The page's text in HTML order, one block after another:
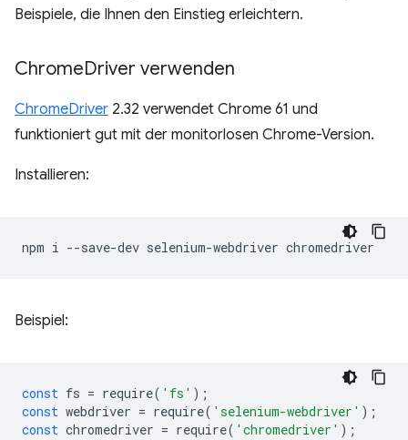
Beispiele, die Ihnen den Einstieg erleichtern.
ChromeDriver verwenden
ChromeDriver 2.32 verwendet Chrome 61 und
funktioniert gut mit der monitorlosen Chrome-Version.
Installieren:
npm i --save-dev selenium-webdriver
Beispiel:
const fs = require( 'fs' );
const webdriver = require( 'selenium-webdriver' );
const chromedriver = require( 'chromedriver' );